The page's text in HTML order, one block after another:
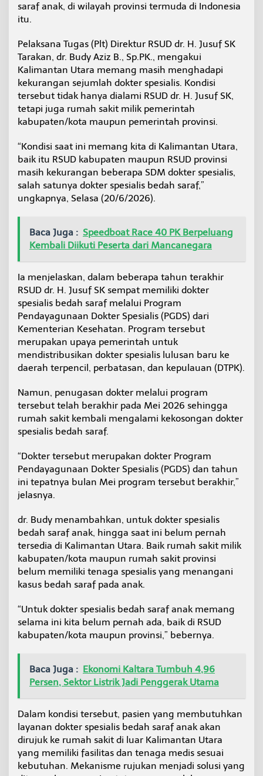
r
d
a
S
a
r
a
f
saraf anak, di wilayah provinsi termuda di Indonesia
itu.
Pelaksana Tugas (Plt) Direktur RSUD dr. H. Jusuf SK
Tarakan, dr. Budy Aziz B., Sp.PK., mengakui
Kalimantan Utara memang masih menghadapi
kekurangan sejumlah dokter spesialis. Kondisi
tersebut tidak hanya dialami RSUD dr. H. Jusuf SK,
tetapi juga rumah sakit milik pemerintah
kabupaten/kota maupun pemerintah provinsi.
“Kondisi saat ini memang kita di Kalimantan Utara,
baik itu RSUD kabupaten maupun RSUD provinsi
masih kekurangan beberapa SDM dokter spesialis,
salah satunya dokter spesialis bedah saraf,”
ungkapnya, Selasa (20/6/2026).
Baca Juga : Speedboat Race 40 PK Berpeluang
Kembali Diikuti Peserta dari Mancanegara
Ia menjelaskan, dalam beberapa tahun terakhir
RSUD dr. H. Jusuf SK sempat memiliki dokter
spesialis bedah saraf melalui Program
Pendayagunaan Dokter Spesialis (PGDS) dari
Kementerian Kesehatan. Program tersebut
merupakan upaya pemerintah untuk
mendistribusikan dokter spesialis lulusan baru ke
daerah terpencil, perbatasan, dan kepulauan (DTPK).
Namun, penugasan dokter melalui program
tersebut telah berakhir pada Mei 2026 sehingga
rumah sakit kembali mengalami kekosongan dokter
spesialis bedah saraf.
“Dokter tersebut merupakan dokter Program
Pendayagunaan Dokter Spesialis (PGDS) dan tahun
ini tepatnya bulan Mei program tersebut berakhir,”
jelasnya.
dr. Budy menambahkan, untuk dokter spesialis
bedah saraf anak, hingga saat ini belum pernah
tersedia di Kalimantan Utara. Baik rumah sakit milik
kabupaten/kota maupun rumah sakit provinsi
belum memiliki tenaga spesialis yang menangani
kasus bedah saraf pada anak.
“Untuk dokter spesialis bedah saraf anak memang
selama ini kita belum pernah ada, baik di RSUD
kabupaten/kota maupun provinsi,” bebernya.
Baca Juga : Ekonomi Kaltara Tumbuh 4,96
Persen, Sektor Listrik Jadi Penggerak Utama
Dalam kondisi tersebut, pasien yang membutuhkan
layanan dokter spesialis bedah saraf anak akan
dirujuk ke rumah sakit di luar Kalimantan Utara
yang memiliki fasilitas dan tenaga medis sesuai
kebutuhan. Mekanisme rujukan menjadi solusi yang